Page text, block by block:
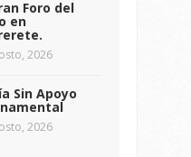
Foro del
en
2026
Sin Apoyo
2026